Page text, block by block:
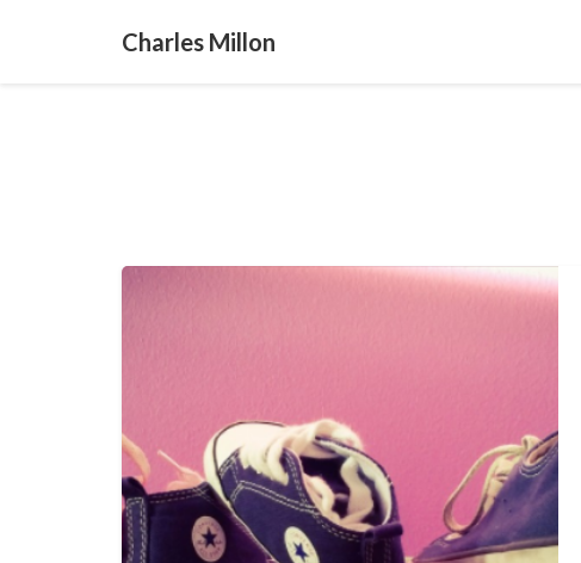
Charles Millon